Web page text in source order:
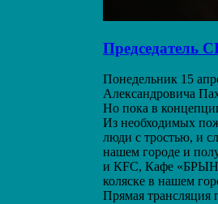
Председатель
Понедельник 15
Александровича
Но пока в
Из необходимых
люди с тростью, и
нашем городе и
и КFC, Кафе
коляске в нашем
Прямая трансляция